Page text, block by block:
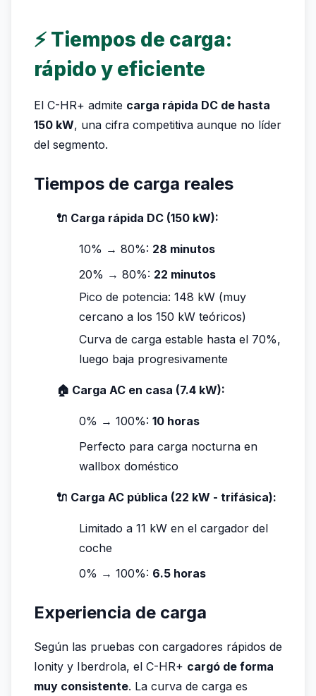
⚡ Tiempos de carga:
rápido y eficiente
El C-HR+ admite carga rápida DC de hasta
150 kW, una cifra competitiva aunque no líder
del segmento.
Tiempos de carga reales
🔌 Carga rápida DC (150 kW):
10% → 80%: 28 minutos
20% → 80%: 22 minutos
Pico de potencia: 148 kW (muy
cercano a los 150 kW teóricos)
Curva de carga estable hasta el 70%,
luego baja progresivamente
🏠 Carga AC en casa (7.4 kW):
0% → 100%: 10 horas
Perfecto para carga nocturna en
wallbox doméstico
🔌 Carga AC pública (22 kW - trifásica):
Limitado a 11 kW en el cargador del
coche
0% → 100%: 6.5 horas
Experiencia de carga
Según las pruebas con cargadores rápidos de
Ionity y Iberdrola, el C-HR+ cargó de forma
muy consistente. La curva de carga es